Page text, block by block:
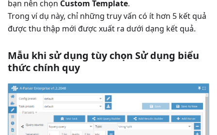
bạn nên chọn Custom Template.
Trong ví dụ này, chỉ những truy vấn có ít hơn 5 kết quả
được thu thập mới được xuất ra dưới dạng kết quả.
Mẫu khi sử dụng tùy chọn Sử dụng biểu
thức chính quy